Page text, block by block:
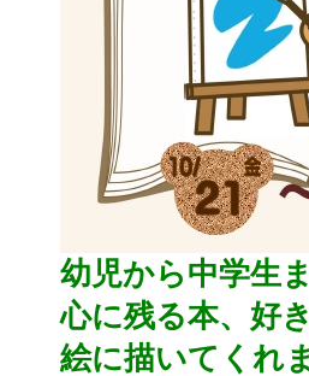
幼児から中学生
心に残る本、好
絵に描いてくれ